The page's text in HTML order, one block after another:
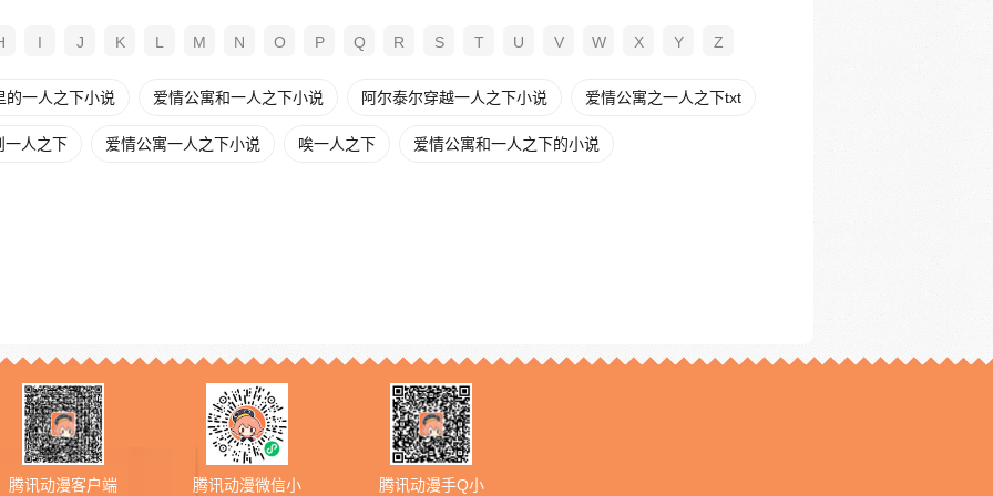
I J K L M N O P Q R S T U V W X Y Z
的一人之下小说 爱情公寓和一人之下小说 阿尔泰尔穿越一人之下小说 爱情公寓之一人之下txt
一人之下 爱情公寓一人之下小说 唉一人之下 爱情公寓和一人之下的小说
腾讯动漫客户端 腾讯动漫微信小 腾讯动漫手Q小